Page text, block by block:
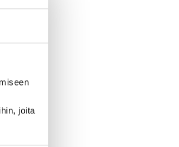
joita
12
950